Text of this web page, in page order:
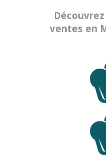
ventes en